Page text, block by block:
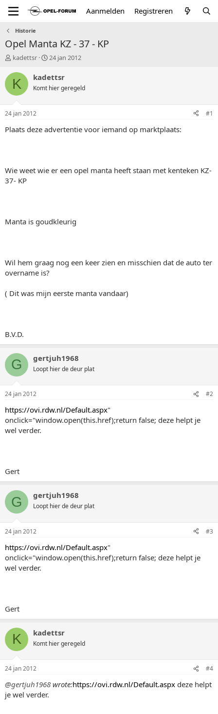
Aanmelden Registreren
Historie
Opel Manta KZ - 37 - KP
T
p
t
a
r
kadettsr
S
a
r
t
u
24 jan 2012
K kadettsr
Komt hier geregeld
24 jan 2012 #1
Plaats deze advertentie voor iemand op marktplaats:
Wie weet wie er een opel manta heeft staan met kenteken KZ-
37- KP
Manta is goudkleurig
Wil hem graag nog een keer zien en misschien dat de auto ter
overname is?
( Dit was mijn eerste manta vandaar)
B.V.D.
G gertjuh1968
Loopt hier de deur plat
24 jan 2012 #2
https://ovi.rdw.nl/Default.aspx"
onclick="window.open(this.href);return false; deze helpt je
wel verder.
Gert
G gertjuh1968
Loopt hier de deur plat
24 jan 2012 #3
https://ovi.rdw.nl/Default.aspx"
onclick="window.open(this.href);return false; deze helpt je
wel verder.
Gert
K kadettsr
Komt hier geregeld
24 jan 2012 #4
@gertjuh1968 wrote:https://ovi.rdw.nl/Default.aspx deze helpt
je wel verder.